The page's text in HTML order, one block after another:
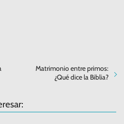
Matrimonio entre primos:
¿Qué dice la Biblia?